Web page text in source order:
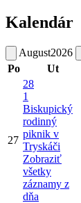
Kalendár
August2026
Po
Ut
27
28
1
Biskupický
rodinný
piknik v
Tryskáči
Zobraziť
všetky
záznamy z
dňa